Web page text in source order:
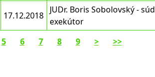
17.12.2018
JUDr. Boris Sobolovský -
exekútor
5 6 7 8 9 > >>